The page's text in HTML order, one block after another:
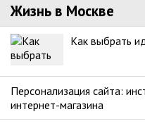
Жизнь в Москве
Как выбрать
Персонализация сайта:
интернет-магазина